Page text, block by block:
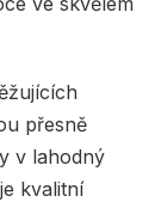
přesně
v lahodný
kvalitní